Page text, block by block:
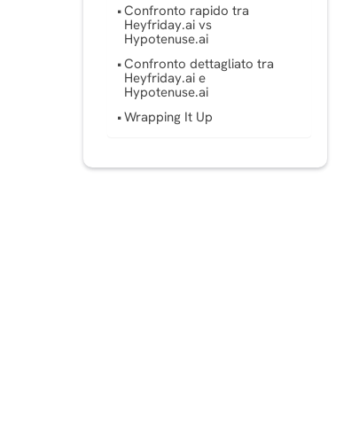
Confronto rapido tra
Heyfriday.ai vs
Hypotenuse.ai
Confronto dettagliato tra
Heyfriday.ai e
Hypotenuse.ai
Wrapping It Up